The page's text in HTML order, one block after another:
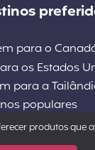
para o
os Estados
para a
populares
produtos que